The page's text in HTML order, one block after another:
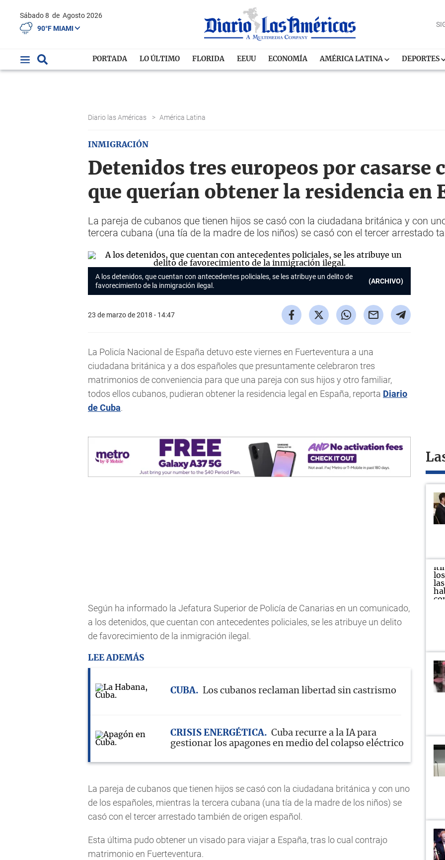
Sábado 8 de Agosto 2026
90°F MIAMI
PORTADA LO ÚLTIMO FLORIDA EEUU ECONOMÍA AMÉRICA LATINA DEPORTES
Diario las Américas > América Latina
INMIGRACIÓN
Detenidos tres europeos por casarse
que querían obtener la residencia en
La pareja de cubanos que tienen hijos se casó con la ciudadana británica y con
tercera cubana (una tía de la madre de los niños) se casó con el tercer arrestado
A los detenidos, que cuentan con antecedentes policiales, se les atribuye un delito de
favorecimiento de la inmigración ilegal.
(ARCHIVO)
23 de marzo de 2018 - 14:47
La Policía Nacional de España detuvo este viernes en Fuerteventura a una
ciudadana británica y a dos españoles que presuntamente celebraron tres
matrimonios de conveniencia para que una pareja con sus hijos y otro familiar,
todos ellos cubanos, pudieran obtener la residencia legal en España, reporta Diario
de Cuba.
Según ha informado la Jefatura Superior de Policía de Canarias en un comunicado,
a los detenidos, que cuentan con antecedentes policiales, se les atribuye un delito
de favorecimiento de la inmigración ilegal.
LEE ADEMÁS
CUBA Los cubanos reclaman libertad sin castrismo
CRISIS ENERGÉTICA
Cuba recurre a la IA para
gestionar los apagones en medio del colapso eléctrico
La pareja de cubanos que tienen hijos se casó con la ciudadana británica y con uno
de los españoles, mientras la tercera cubana (una tía de la madre de los niños) se
casó con el tercer arrestado también de origen español.
Esta última pudo obtener un visado para viajar a España, tras lo cual contrajo
matrimonio en Fuerteventura.